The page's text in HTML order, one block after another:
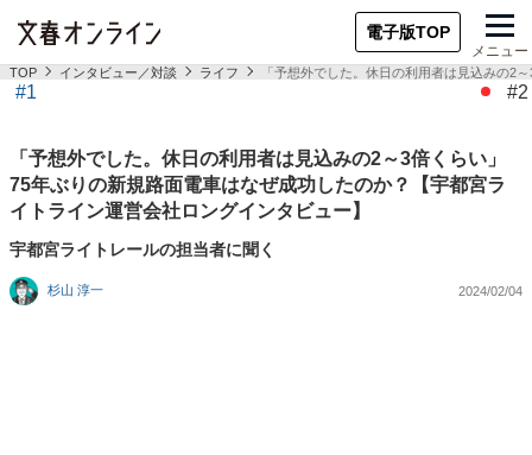
電子版TOP
メニュー
TOP インタビュー／対談 ライフ 「予想外でした。休日の利用者は見込みの2
#1 #2
「予想外でした。休日の利用者は見込みの2～3倍くらい」
75年ぶりの新規路面電車はなぜ成功したのか？【宇都宮ラ
イトライン運営会社ロングインタビュー】
宇都宮ライトレールの担当者に聞く
杉山 淳一 2024/02/04